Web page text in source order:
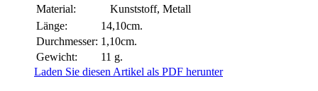
Material:
Kunststoff, Metall
Länge:
14,10cm.
Durchmesser: 1,10cm.
Gewicht:
11 g.
Laden Sie diesen Artikel als PDF herunter